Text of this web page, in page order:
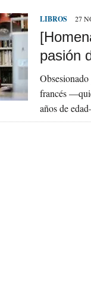
LIBROS 27
pasión
francés
años de